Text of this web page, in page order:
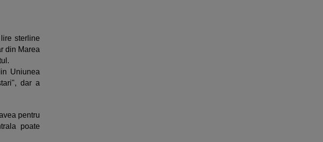
sterline
din Marea
Uniunea
dar a
pentru
poate